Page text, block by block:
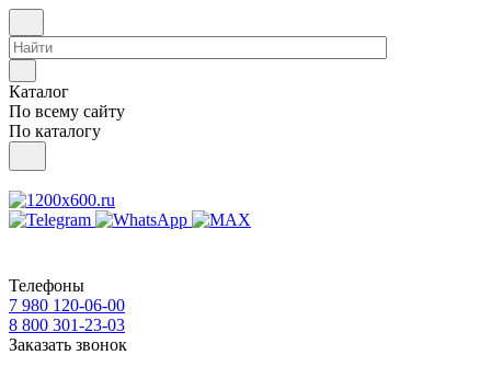
Каталог
По всему сайту
По каталогу
Телефоны
7 980 120-06-00
8 800 301-23-03
Заказать звонок